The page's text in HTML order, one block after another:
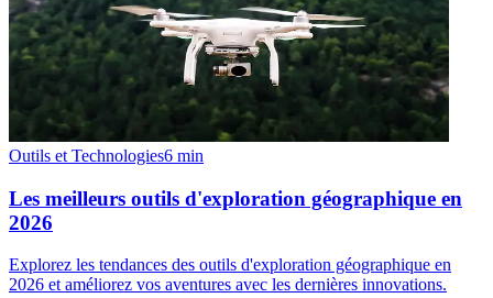
Outils et Technologies6 min
Les meilleurs outils d'exploration géographique en
2026
Explorez les tendances des outils d'exploration géographique en
2026 et améliorez vos aventures avec les dernières innovations.